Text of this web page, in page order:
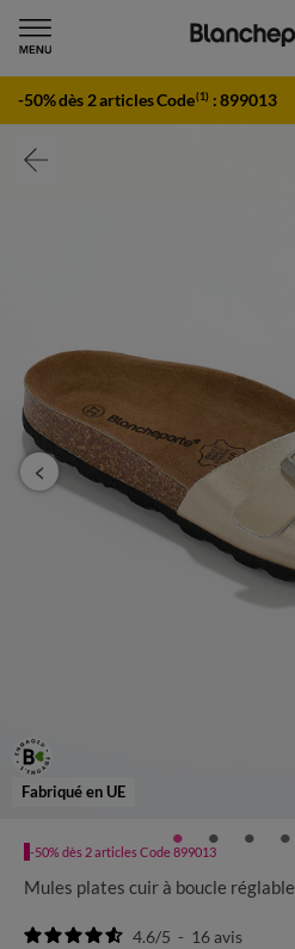
-50% dès 2 articles Code(1) :899013
Fabriqué en UE
-50% dès 2 articles Code 899013
Mules plates cuir à boucle réglable
4.6/5 - 16avis